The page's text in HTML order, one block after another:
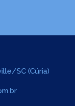
SC (Cúria)